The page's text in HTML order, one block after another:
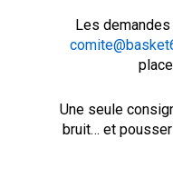
Les
Une seule
bruit… et